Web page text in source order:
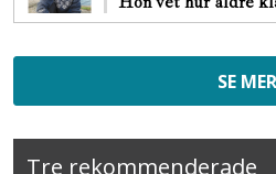
SE MER
Tre rekommenderade